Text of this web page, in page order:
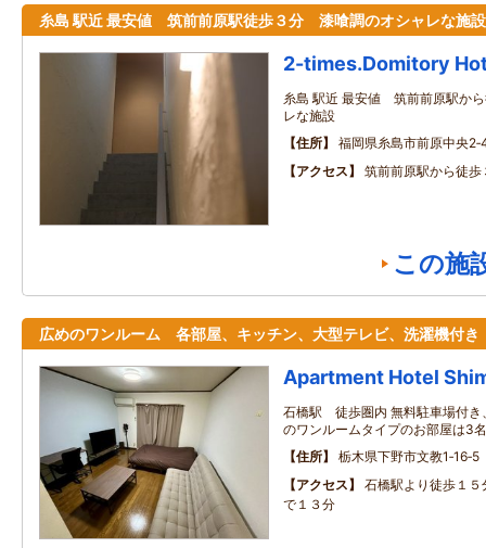
糸島 駅近 最安値 筑前前原駅徒歩３分 漆喰調のオシャレな施設
2-times.Domitory
糸島 駅近 最安値 筑前前原駅か
レな施設
住所
福岡県糸島市前原中央
アクセス
筑前前原駅から徒歩
この施
広めのワンルーム 各部屋、キッチン、大型テレビ、洗濯機付き
Apartment Hotel
石橋駅 徒歩圏内 無料駐車場付き
のワンルームタイプのお部屋は3
住所
栃木県下野市文教1‐16‐5
アクセス
石橋駅より徒歩１
で１３分